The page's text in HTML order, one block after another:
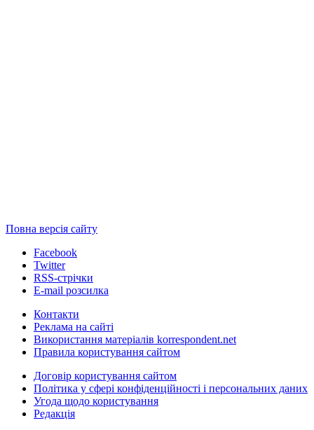
Повна версія сайту
Facebook
Twitter
RSS-стрічки
E-mail розсилка
Контакти
Реклама на сайті
Використання матеріалів korrespondent.net
Правила користування сайтом
Договір користування сайтом
Політика у сфері конфіденційності і персональних даних
Угода щодо користування
Редакція